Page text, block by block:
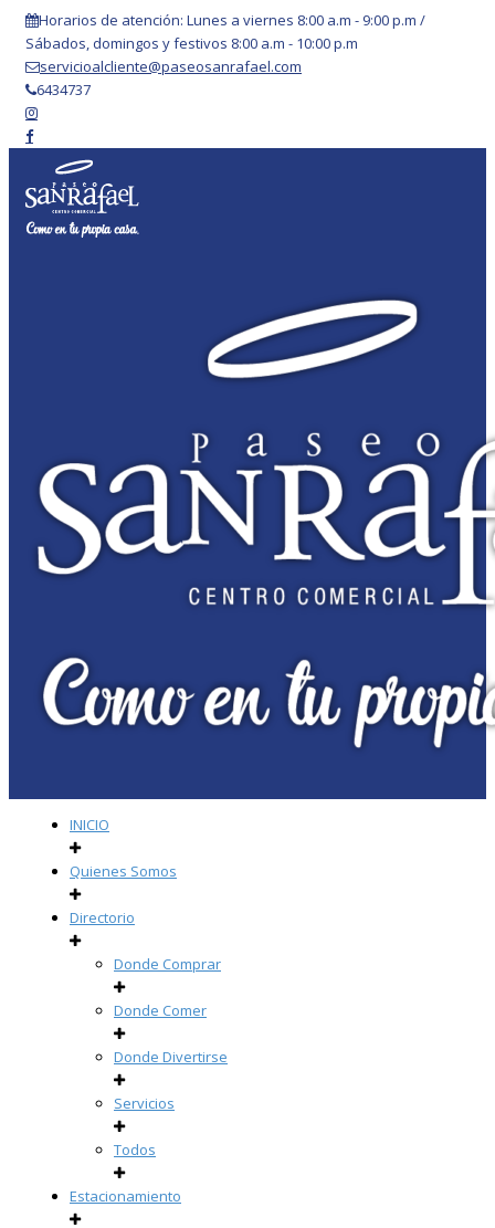
Horarios de atención: Lunes a viernes 8:00 a.m - 9:00 p.m /
Sábados, domingos y festivos 8:00 a.m - 10:00 p.m
servicioalcliente@paseosanrafael.com
6434737
INICIO
Quienes Somos
Directorio
Donde Comprar
Donde Comer
Donde Divertirse
Servicios
Todos
Estacionamiento